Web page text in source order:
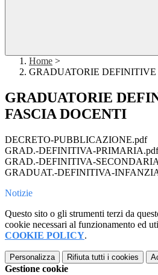
Home >
GRADUATORIE
GRADUATORIE
FASCIA DOCENTI
DECRETO-PUBBLICAZIONE.pdf
GRAD.-DEFINITIVA-PRIMARIA.pdf
GRAD.-DEFINITIVA-
GRADUAT.-DEFINITIVA-
Notizie
Questo sito o gli strumenti terzi da
cookie necessari al funzionamento ed
COOKIE POLICY.
Personalizza Rifiuta tutti i cookies
Gestione cookie